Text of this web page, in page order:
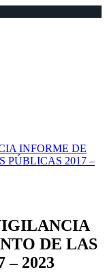
INFORME DE
PÚBLICAS 2017 –
DE LAS
– 2023